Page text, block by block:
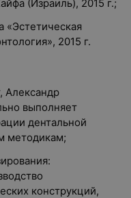
(Израиль), 2015 г.;
«Эстетическая
2015 г.
Александр
выполняет
дентальной
методикам;
конструкций,